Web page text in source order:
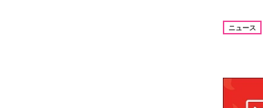
ニュース